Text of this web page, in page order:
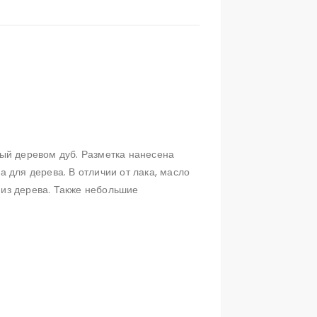
деревом дуб. Разметка нанесена
для дерева. В отличии от лака, масло
дерева. Также небольшие